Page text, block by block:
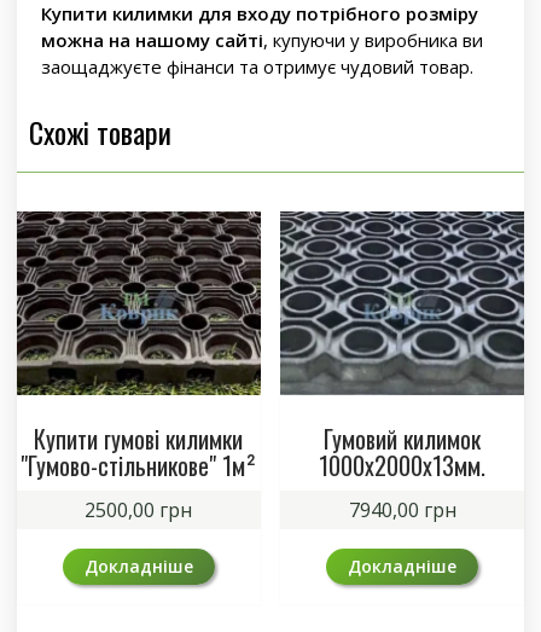
Купити килимки для входу потрібного розміру
можна на нашому сайті, купуючи у виробника ви
заощаджуєте фінанси та отримує чудовий товар.
Схожі товари
Купити гумові килимки
"Гумово-стільникове" 1м²
2500,00 грн
Докладніше
Гумовий килимок
1000х2000х13мм.
7940,00 грн
Докладніше